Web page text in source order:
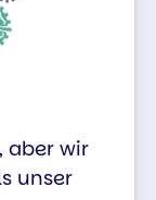
aber wir
unser